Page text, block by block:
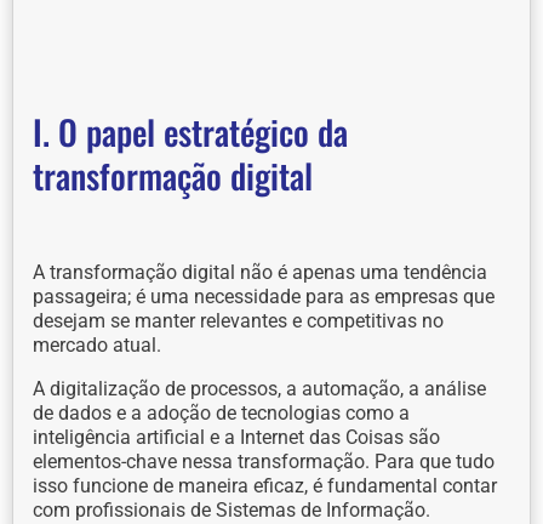
I. O papel estratégico da
transformação digital
A transformação digital não é apenas uma tendência
passageira; é uma necessidade para as empresas que
desejam se manter relevantes e competitivas no
mercado atual.
A digitalização de processos, a automação, a análise
de dados e a adoção de tecnologias como a
inteligência artificial e a Internet das Coisas são
elementos-chave nessa transformação. Para que tudo
isso funcione de maneira eficaz, é fundamental contar
com profissionais de Sistemas de Informação.